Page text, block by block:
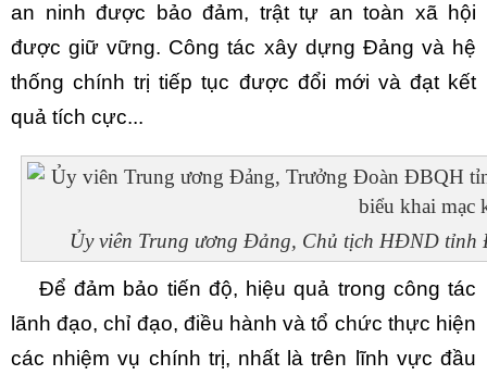
an ninh được bảo đảm, trật tự an toàn xã hội
được giữ vững. Công tác xây dựng Đảng và hệ
thống chính trị tiếp tục được đổi mới và đạt kết
quả tích cực...
Ủy viên Trung ương Đảng, Chủ tịch HĐND tỉnh
Để đảm bảo tiến độ, hiệu quả trong công tác
lãnh đạo, chỉ đạo, điều hành và tổ chức thực hiện
các nhiệm vụ chính trị, nhất là trên lĩnh vực đầu